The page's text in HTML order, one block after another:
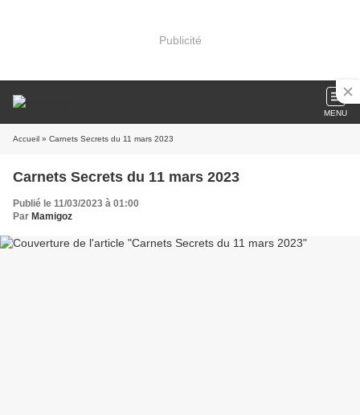
Publicité
MENU
Accueil » Carnets Secrets du 11 mars 2023
Carnets Secrets du 11 mars 2023
Publié le 11/03/2023 à 01:00
Par Mamigoz